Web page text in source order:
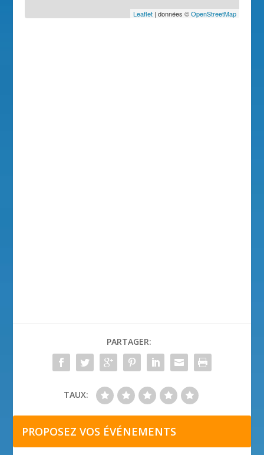
Leaflet| données ©OpenStreetMap
PARTAGER:
TAUX:
PROPOSEZ VOS ÉVÉNEMENTS